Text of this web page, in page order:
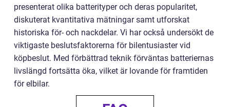
presenterat olika batterityper och deras popularitet,
diskuterat kvantitativa mätningar samt utforskat
historiska för- och nackdelar. Vi har också undersökt de
viktigaste beslutsfaktorerna för bilentusiaster vid
köpbeslut. Med förbättrad teknik förväntas batteriernas
livslängd fortsätta öka, vilket är lovande för framtiden
för elbilar.